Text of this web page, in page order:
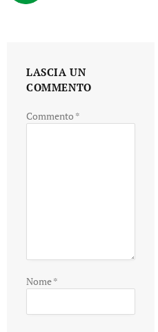
LASCIA UN
COMMENTO
Commento *
Nome*